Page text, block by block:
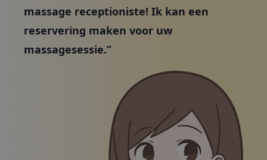
Neem contact op met
Promoties
massage receptioniste! Ik kan een
reservering maken voor uw
massagesessie.”